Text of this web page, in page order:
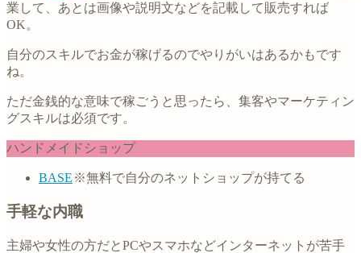
業して、あとは画像や説明文などを記載して販売すれば
OK。
自分のスキルでお金が稼げるのでやりがいはあるかもです
ね。
ただ金銭的な意味で稼ごうと思ったら、集客やマーケティン
グスキルは必須です。
ハンドメイドショップ
BASE ※無料で自分のネットショップが持てる
手軽な内職
主婦や女性の方だとPCやスマホなどインターネットが苦手